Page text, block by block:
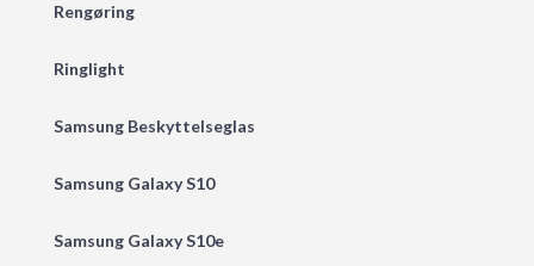
Rengøring
Ringlight
Samsung Beskyttelseglas
Samsung Galaxy S10
Samsung Galaxy S10e